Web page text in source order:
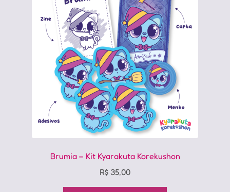
Brumia – Kit Kyarakuta Korekushon
R$ 35,00